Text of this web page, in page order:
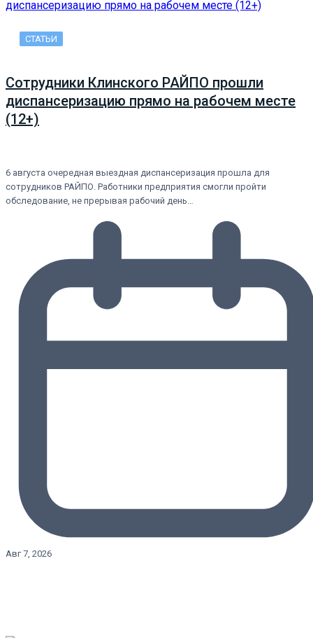
СТАТЬИ
Сотрудники Клинского РАЙПО прошли
диспансеризацию прямо на рабочем месте
(12+)
6 августа очередная выездная диспансеризация прошла для
сотрудников РАЙПО. Работники предприятия смогли пройти
обследование, не прерывая рабочий день…
Авг 7, 2026